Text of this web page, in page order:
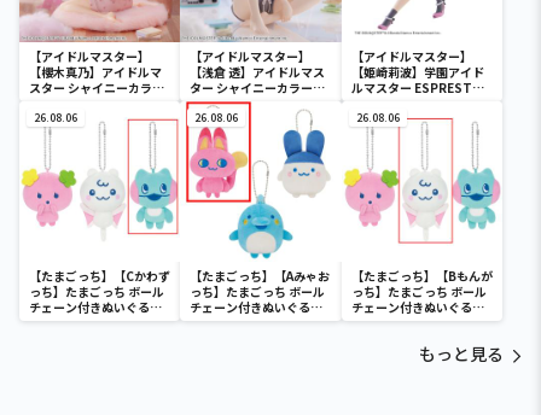
【アイドルマスター】
【櫻木真乃】アイドルマ
スター シャイニーカラー
【アイドルマスター】
【浅倉 透】アイドルマス
ター シャイニーカラーズ
-Relax time-浅倉 透
【アイドルマスター】
【姫崎莉波】学園アイド
ルマスター ESPRESTO-
26.08.06
【たまごっち】【Cかわず
っち】たまごっち ボール
チェーン付きぬいぐるみ
～Tamagotchi
26.08.06
【たまごっち】【Aみゃお
っち】たまごっち ボール
チェーン付きぬいぐるみ
～Tamagotchi
26.08.06
【たまごっち】【Bもんが
っち】たまごっち ボール
チェーン付きぬいぐるみ
～Tamagotchi
もっと見る